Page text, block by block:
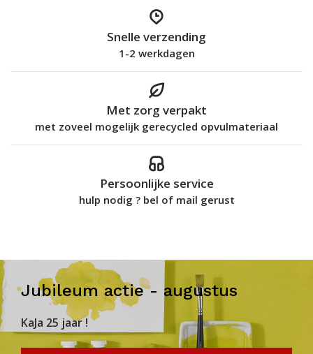
Snelle verzending
1-2 werkdagen
Met zorg verpakt
met zoveel mogelijk gerecycled opvulmateriaal
Persoonlijke service
hulp nodig ? bel of mail gerust
Jubileum actie - augustus
KaJa 25 jaar !